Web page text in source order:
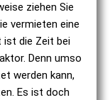
ziehen Sie
vermieten eine
ist die Zeit bei
Denn umso
werden kann,
Es ist doch